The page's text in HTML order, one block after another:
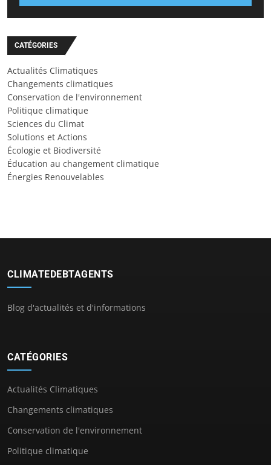
CATÉGORIES
Actualités Climatiques
Changements climatiques
Conservation de l'environnement
Politique climatique
Sciences du Climat
Solutions et Actions
Écologie et Biodiversité
Éducation au changement climatique
Énergies Renouvelables
CLIMATEDEBTAGENTS
Blog d'actualités et d'informations
CATÉGORIES
Actualités Climatiques
Changements climatiques
Conservation de l'environnement
Politique climatique